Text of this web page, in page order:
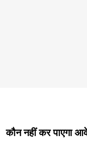
कौन नहीं कर पाएगा